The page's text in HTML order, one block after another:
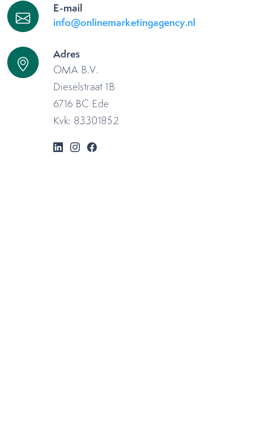
E-mail
info@onlinemarketingagency.nl
Adres
OMA B.V.
Dieselstraat 1B
6716 BC Ede
Kvk: 83301852